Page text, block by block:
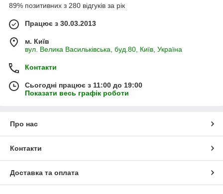
89% позитивних з 280 відгуків за рік
Працює з 30.03.2013
м. Київ
вул. Велика Васильківська, буд.80, Київ, Україна
Контакти
Сьогодні працює з 11:00 до 19:00
Показати весь графік роботи
Про нас
Контакти
Доставка та оплата